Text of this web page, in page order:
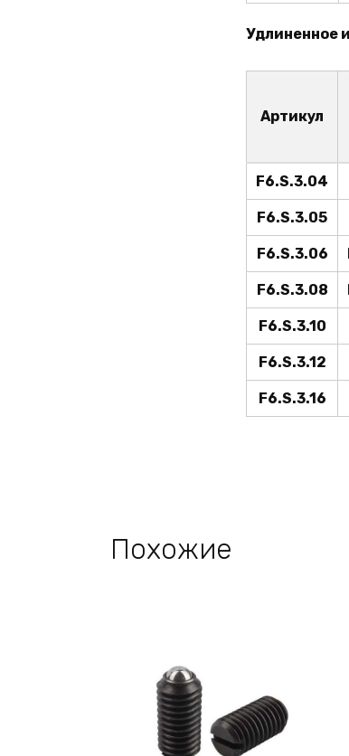
Удлиненное
Артикул
F6.S.3.04
F6.S.3.05
F6.S.3.06
F6.S.3.08
F6.S.3.10
F6.S.3.12
F6.S.3.16
Похожие